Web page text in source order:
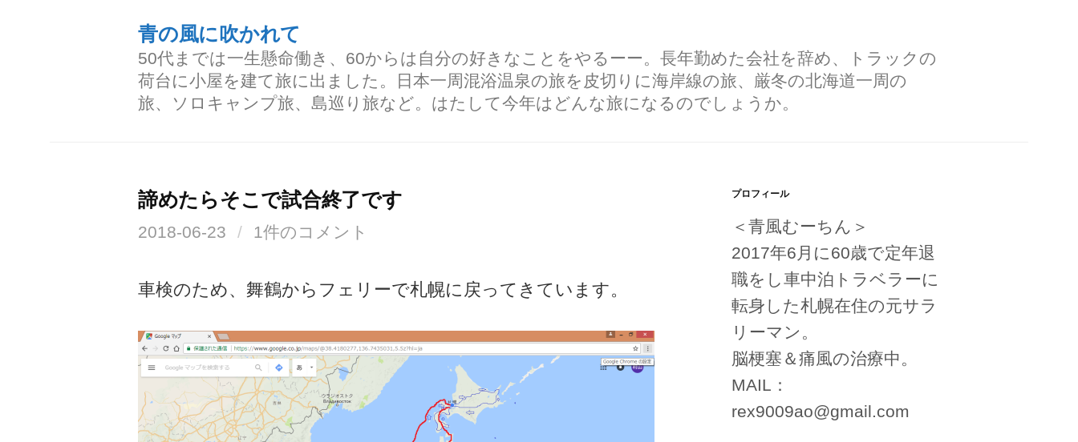
青の風に吹かれて
50代までは一生懸命働き、60からは自分の好きなことをやるーー。長年勤めた会社を辞め、トラックの
荷台に小屋を建て旅に出ました。日本一周混浴温泉の旅を皮切りに海岸線の旅、厳冬の北海道一周の
旅、ソロキャンプ旅、島巡り旅など。はたして今年はどんな旅になるのでしょうか。
諦めたらそこで試合終了です
2018-06-23 / 1件のコメント
車検のため、舞鶴からフェリーで札幌に戻ってきています。
プロフィール
＜青風むーちん＞
2017年6月に60歳で定年退
職をし車中泊トラベラーに
転身した札幌在住の元サラ
リーマン。
脳梗塞＆痛風の治療中。
MAIL：
rex9009ao@gmail.com